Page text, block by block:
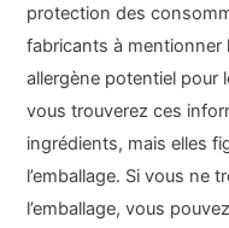
protection des
fabricants à mentionner
allergène potentiel pour
vous trouverez ces
ingrédients, mais elles
l’emballage. Si vous ne
l’emballage, vous